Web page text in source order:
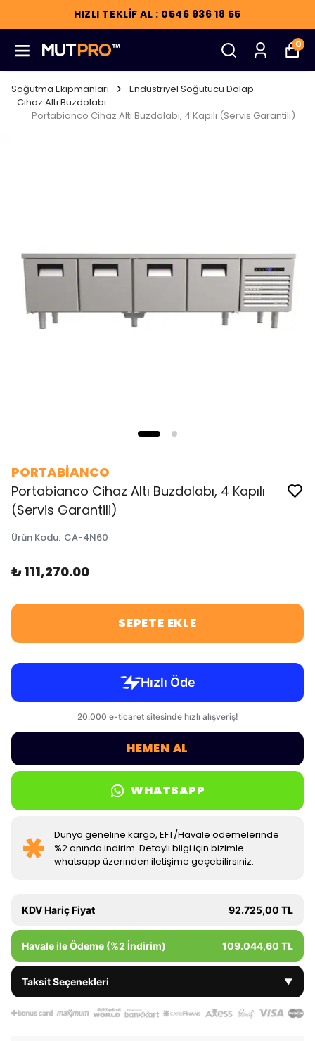
HIZLI TEKLİF AL : 0546 936 18 55
0
Soğutma Ekipmanları
Endüstriyel Soğutucu Dolap
Cihaz Altı Buzdolabı
Portabianco Cihaz Altı Buzdolabı, 4 Kapılı (Servis Garantili)
PORTABİANCO
Portabianco Cihaz Altı Buzdolabı, 4 Kapılı
(Servis Garantili)
Ürün Kodu: CA-4N60
₺ 111,270.00
SEPETE EKLE
HEMEN AL
WHATSAPP
Dünya geneline kargo, EFT/Havale ödemelerinde
%2 anında indirim. Detaylı bilgi için bizimle
whatsapp üzerinden iletişime geçebilirsiniz.
KDV Hariç Fiyat 92.725,00 TL
Havale ile Ödeme (%2 İndirim) 109.044,60 TL
Taksit Seçenekleri ▼